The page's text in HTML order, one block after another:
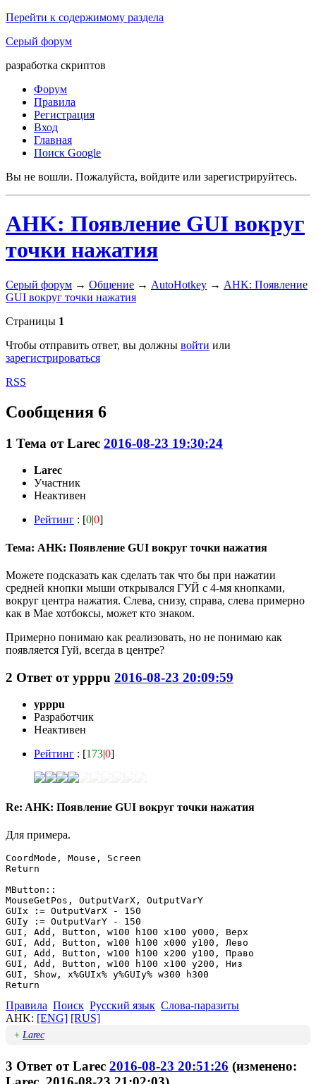
Перейти к содержимому раздела
Серый форум
разработка скриптов
Форум
Правила
Регистрация
Вход
Главная
Поиск Google
Вы не вошли. Пожалуйста, войдите или зарегистрируйтесь.
AHK: Появление GUI вокруг
точки нажатия
Серый форум → Общение → AutoHotkey → AHK: Появление
GUI вокруг точки нажатия
Страницы 1
Чтобы отправить ответ, вы должны войти или
зарегистрироваться
RSS
Сообщения 6
1 Тема отLarec 2016-08-23 19:30:24
Larec
Участник
Неактивен
Рейтинг : [0|0]
Тема: AHK: Появление GUI вокруг точки нажатия
Можете подсказать как сделать так что бы при нажатии
средней кнопки мыши открывался ГУЙ с 4-мя кнопками,
вокруг центра нажатия. Слева, снизу, справа, слева примерно
как в Мае хотбоксы, может кто знаком.
Примерно понимаю как реализовать, но не понимаю как
появляется Гуй, всегда в центре?
2 Ответ отypppu 2016-08-23 20:09:59
ypppu
Разработчик
Неактивен
Рейтинг : [173|0]
Re: AHK: Появление GUI вокруг точки нажатия
Для примера.
CoordMode, Mouse, Screen
Return
MButton::
MouseGetPos, OutputVarX, OutputVarY
GUIx := OutputVarX - 150
GUIy := OutputVarY - 150
GUI, Add, Button, w100 h100 x100 y000, Верх
GUI, Add, Button, w100 h100 x000 y100, Лево
GUI, Add, Button, w100 h100 x200 y100, Право
GUI, Add, Button, w100 h100 x100 y200, Низ
GUI, Show, x%GUIx% y%GUIy% w300 h300
Правила Поиск Русский язык Слова-паразиты
AHK: [ENG] [RUS]
+ Larec
3 Ответ отLarec 2016-08-23 20:51:26 (изменено: